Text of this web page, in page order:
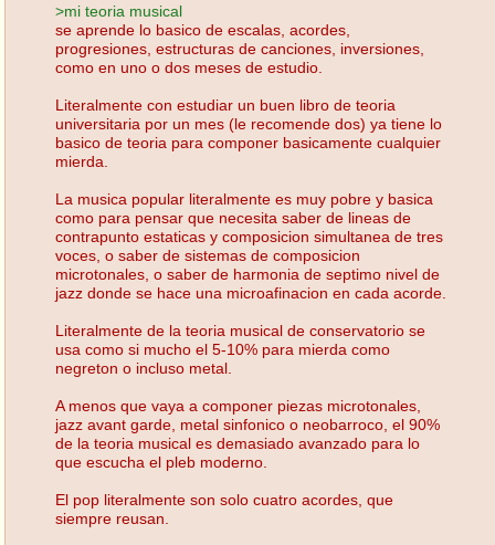
>mi teoria musical
se aprende lo basico de escalas, acordes,
progresiones, estructuras de canciones, inversiones,
como en uno o dos meses de estudio.
Literalmente con estudiar un buen libro de teoria
universitaria por un mes (le recomende dos) ya tiene lo
basico de teoria para componer basicamente cualquier
mierda.
La musica popular literalmente es muy pobre y basica
como para pensar que necesita saber de lineas de
contrapunto estaticas y composicion simultanea de tres
voces, o saber de sistemas de composicion
microtonales, o saber de harmonia de septimo nivel de
jazz donde se hace una microafinacion en cada acorde.
Literalmente de la teoria musical de conservatorio se
usa como si mucho el 5-10% para mierda como
negreton o incluso metal.
A menos que vaya a componer piezas microtonales,
jazz avant garde, metal sinfonico o neobarroco, el 90%
de la teoria musical es demasiado avanzado para lo
que escucha el pleb moderno.
El pop literalmente son solo cuatro acordes, que
siempre reusan.